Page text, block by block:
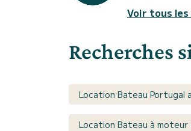
Voir tous
Recherches
Location Bateau Portugal
Location Bateau à moteur